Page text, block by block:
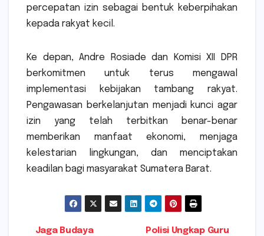
percepatan izin sebagai bentuk keberpihakan
kepada rakyat kecil.
Ke depan, Andre Rosiade dan Komisi XII DPR
berkomitmen untuk terus mengawal
implementasi kebijakan tambang rakyat.
Pengawasan berkelanjutan menjadi kunci agar
izin yang telah terbitkan benar-benar
memberikan manfaat ekonomi, menjaga
kelestarian lingkungan, dan menciptakan
keadilan bagi masyarakat Sumatera Barat.
Polisi Ungkap Guru
Jaga Budaya